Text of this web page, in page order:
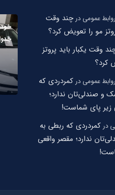
عمومیدرچند وقت
مو را تعویض کرد؟
وقت یکبار باید پروتز
کرد؟
عمومیدر کمردردی که
و صندلی‌تان ندارد؛
زیر پای شماست!
در کمردردی که ربطی به
ندارد؛ مقصر واقعی